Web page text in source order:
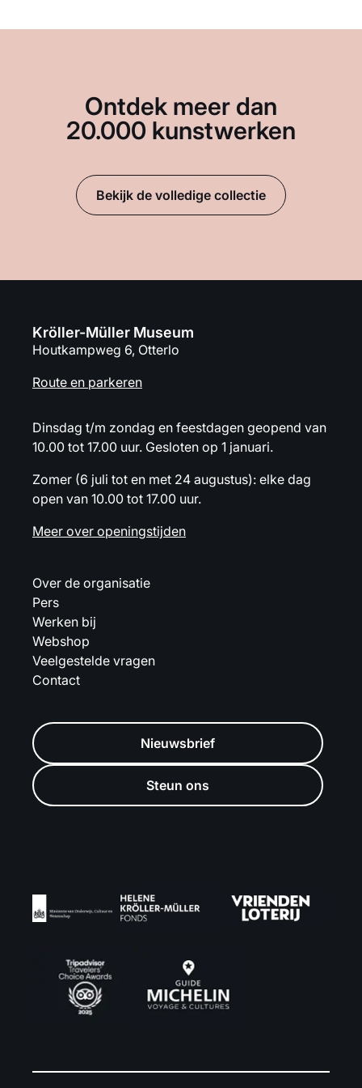
Ontdek meer dan
20.000 kunstwerken
Bekijk de volledige collectie
Kröller-Müller Museum
Houtkampweg 6, Otterlo
Route en parkeren
Dinsdag t/m zondag en feestdagen geopend van
10.00 tot 17.00 uur. Gesloten op 1 januari.
Zomer (6 juli tot en met 24 augustus): elke dag
open van 10.00 tot 17.00 uur.
Meer over openingstijden
Over de organisatie
Pers
Werken bij
Webshop
Veelgestelde vragen
Contact
Nieuwsbrief
Steun ons